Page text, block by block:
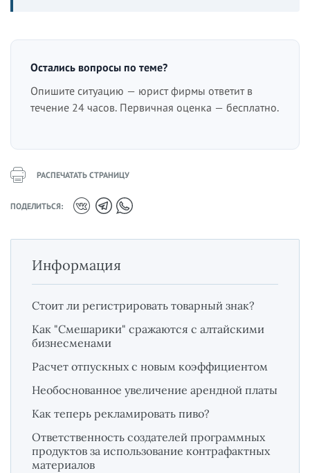
Остались вопросы по теме?
Опишите ситуацию — юрист фирмы ответит в
течение 24 часов. Первичная оценка — бесплатно.
РАСПЕЧАТАТЬ СТРАНИЦУ
ПОДЕЛИТЬСЯ:
Информация
Стоит ли регистрировать товарный знак?
Как "Смешарики" сражаются с алтайскими
бизнесменами
Расчет отпускных с новым коэффициентом
Необоснованное увеличение арендной платы
Как теперь рекламировать пиво?
Ответственность создателей программных
продуктов за использование контрафактных
материалов